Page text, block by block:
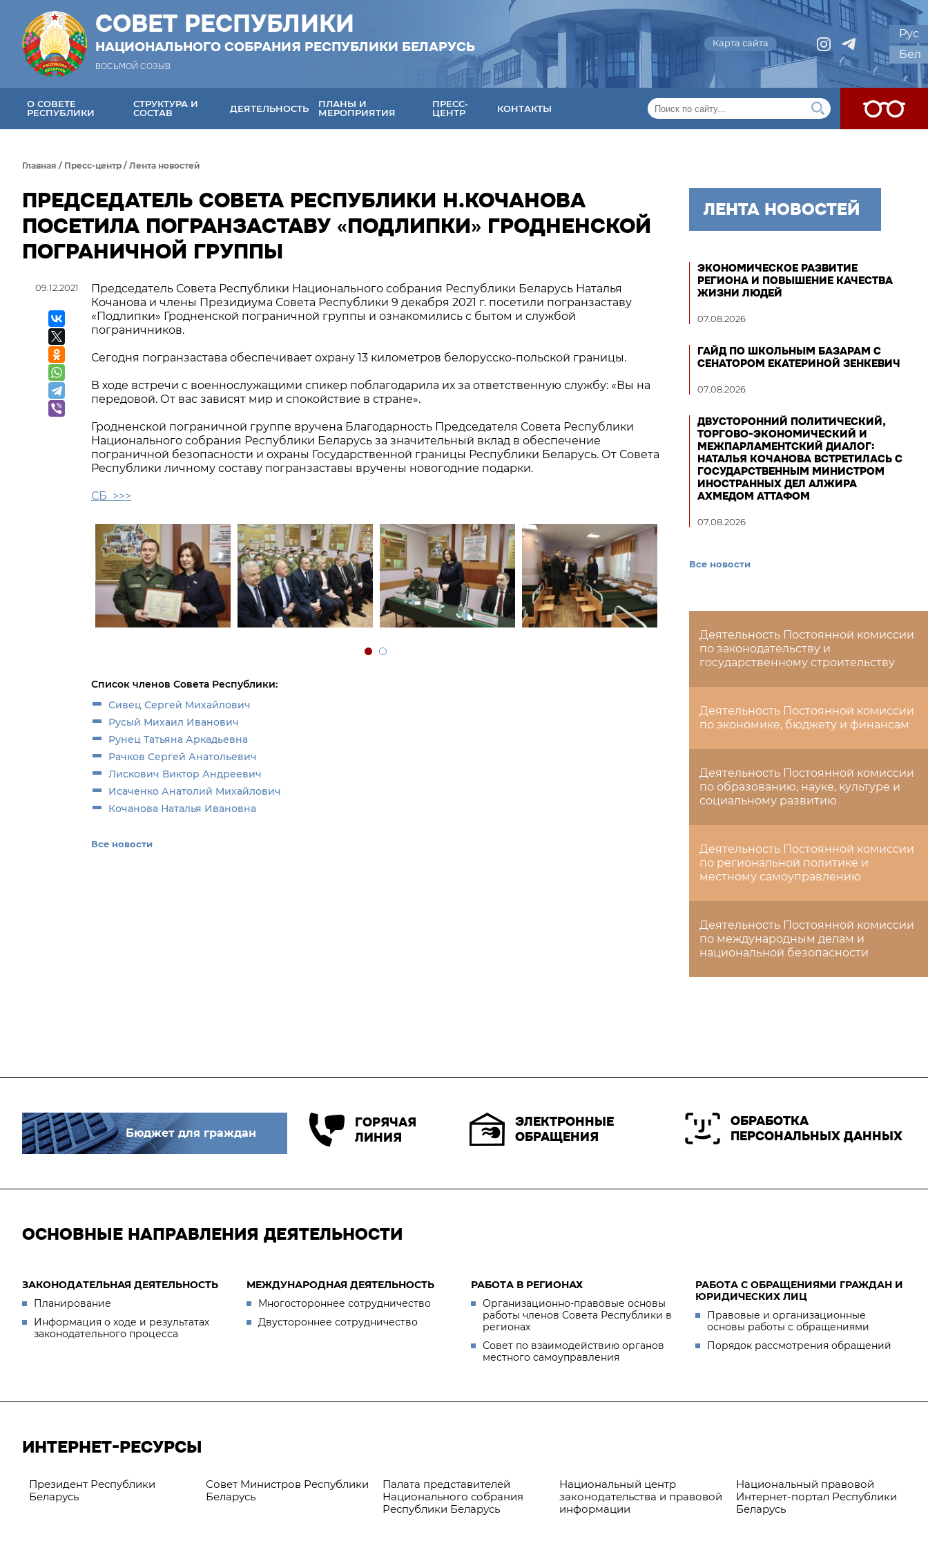
СОВЕТ РЕСПУБЛИКИ
НАЦИОНАЛЬНОГО СОБРАНИЯ РЕСПУБЛИКИ БЕЛАРУСЬ
ВОСЬМОЙ СОЗЫВ
Карта сайта
Рус
Бел
О СОВЕТЕ
РЕСПУБЛИКИ
СТРУКТУРА И
СОСТАВ
ДЕЯТЕЛЬНОСТЬ
ПЛАНЫ И
МЕРОПРИЯТИЯ
ПРЕСС-
ЦЕНТР
КОНТАКТЫ
Главная / Пресс-центр / Лента новостей
ПРЕДСЕДАТЕЛЬ СОВЕТА РЕСПУБЛИКИ Н.КОЧАНОВА
ПОСЕТИЛА ПОГРАНЗАСТАВУ «ПОДЛИПКИ» ГРОДНЕНСКОЙ
ПОГРАНИЧНОЙ ГРУППЫ
09.12.2021
Председатель Совета Республики Национального собрания Республики Беларусь Наталья
Кочанова и члены Президиума Совета Республики 9 декабря 2021 г. посетили погранзаставу
«Подлипки» Гродненской пограничной группы и ознакомились с бытом и службой
пограничников.
Сегодня погранзастава обеспечивает охрану 13 километров белорусско-польской границы.
В ходе встречи с военнослужащими спикер поблагодарила их за ответственную службу: «Вы на
передовой. От вас зависят мир и спокойствие в стране».
Гродненской пограничной группе вручена Благодарность Председателя Совета Республики
Национального собрания Республики Беларусь за значительный вклад в обеспечение
пограничной безопасности и охраны Государственной границы Республики Беларусь. От Совета
Республики личному составу погранзаставы вручены новогодние подарки.
СБ >>>
Список членов Совета Республики:
Сивец Сергей Михайлович
Русый Михаил Иванович
Рунец Татьяна Аркадьевна
Рачков Сергей Анатольевич
Лискович Виктор Андреевич
Исаченко Анатолий Михайлович
Кочанова Наталья Ивановна
Все новости
ЛЕНТА НОВОСТЕЙ
ЭКОНОМИЧЕСКОЕ РАЗВИТИЕ
РЕГИОНА И ПОВЫШЕНИЕ КАЧЕСТВА
ЖИЗНИ ЛЮДЕЙ
07.08.2026
ГАЙД ПО ШКОЛЬНЫМ БАЗАРАМ С
СЕНАТОРОМ ЕКАТЕРИНОЙ ЗЕНКЕВИЧ
07.08.2026
ДВУСТОРОННИЙ ПОЛИТИЧЕСКИЙ,
ТОРГОВО-ЭКОНОМИЧЕСКИЙ И
МЕЖПАРЛАМЕНТСКИЙ ДИАЛОГ:
НАТАЛЬЯ КОЧАНОВА ВСТРЕТИЛАСЬ С
ГОСУДАРСТВЕННЫМ МИНИСТРОМ
ИНОСТРАННЫХ ДЕЛ АЛЖИРА
АХМЕДОМ АТТАФОМ
07.08.2026
Все новости
Деятельность Постоянной комиссии
по законодательству и
государственному строительству
Деятельность Постоянной комиссии
по экономике, бюджету и финансам
Деятельность Постоянной комиссии
по образованию, науке, культуре и
социальному развитию
Деятельность Постоянной комиссии
по региональной политике и
местному самоуправлению
Деятельность Постоянной комиссии
по международным делам и
национальной безопасности
Бюджет для граждан
ГОРЯЧАЯ
ЛИНИЯ
ЭЛЕКТРОННЫЕ
ОБРАЩЕНИЯ
ОБРАБОТКА
ПЕРСОНАЛЬНЫХ ДАННЫХ
ОСНОВНЫЕ НАПРАВЛЕНИЯ ДЕЯТЕЛЬНОСТИ
ЗАКОНОДАТЕЛЬНАЯ ДЕЯТЕЛЬНОСТЬ
Планирование
Информация о ходе и результатах
законодательного процесса
МЕЖДУНАРОДНАЯ ДЕЯТЕЛЬНОСТЬ
Многостороннее сотрудничество
Двустороннее сотрудничество
РАБОТА В РЕГИОНАХ
Организационно-правовые основы
работы членов Совета Республики в
регионах
Совет по взаимодействию органов
местного самоуправления
РАБОТА С ОБРАЩЕНИЯМИ ГРАЖДАН И
ЮРИДИЧЕСКИХ ЛИЦ
Правовые и организационные
основы работы с обращениями
Порядок рассмотрения обращений
ИНТЕРНЕТ-РЕСУРСЫ
Президент Республики
Беларусь
Совет Министров Республики
Беларусь
Палата представителей
Национального собрания
Республики Беларусь
Национальный центр
законодательства и правовой
информации
Национальный правовой
Интернет-портал Республики
Беларусь